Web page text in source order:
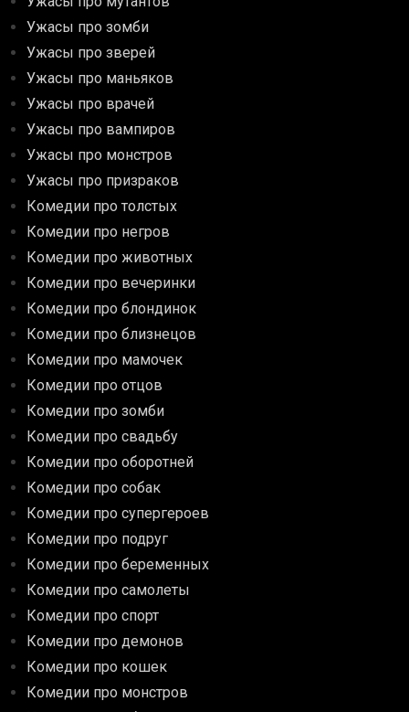
Ужасы про зомби
Ужасы про зверей
Ужасы про маньяков
Ужасы про врачей
Ужасы про вампиров
Ужасы про монстров
Ужасы про призраков
Комедии про толстых
Комедии про негров
Комедии про животных
Комедии про вечеринки
Комедии про блондинок
Комедии про близнецов
Комедии про мамочек
Комедии про отцов
Комедии про зомби
Комедии про свадьбу
Комедии про оборотней
Комедии про собак
Комедии про супергероев
Комедии про подруг
Комедии про беременных
Комедии про самолеты
Комедии про спорт
Комедии про демонов
Комедии про кошек
Комедии про монстров